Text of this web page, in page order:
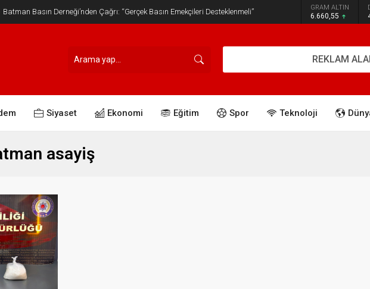
Batman Basın Derneği’nden Çağrı: “Gerçek Basın Emekçileri Desteklenmeli” GRAM ALTIN
6.660,55
REKLAM
Siyaset Ekonomi Eğitim Spor Teknoloji
asayiş